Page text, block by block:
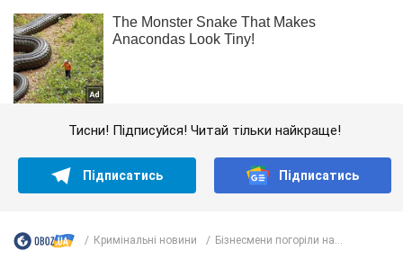
Тисни! Підписуйся! Читай тільки найкраще!
Підписатись Підписатись
Кримінальні новини Бізнесмени погоріли на...